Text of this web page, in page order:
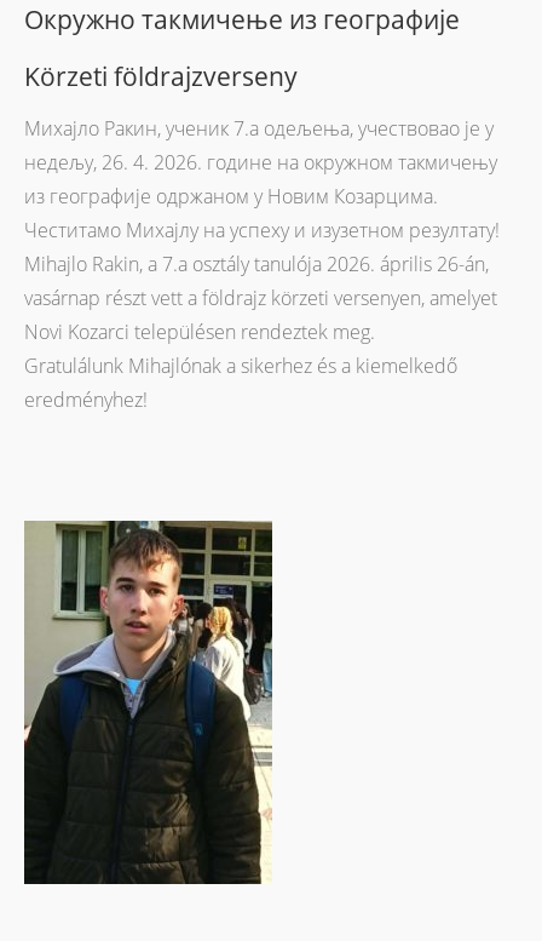
Окружно такмичење из географије
Körzeti földrajzverseny
Михајло Ракин, ученик 7.а одељења, учествовао је у
недељу, 26. 4. 2026. године на окружном такмичењу
из географије одржаном у Новим Козарцима.
Честитамо Михајлу на успеху и изузетном резултату!
Mihajlo Rakin, a 7.a osztály tanulója 2026. április 26-án,
vasárnap részt vett a földrajz körzeti versenyen, amelyet
Novi Kozarci településen rendeztek meg.
Gratulálunk Mihajlónak a sikerhez és a kiemelkedő
eredményhez!